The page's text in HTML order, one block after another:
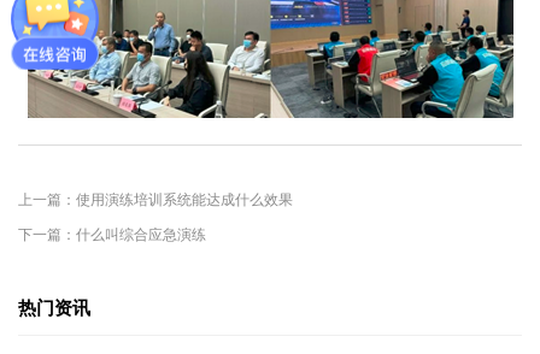
上一篇：使用演练培训系统能达成什么效果
下一篇：什么叫综合应急演练
热门资讯